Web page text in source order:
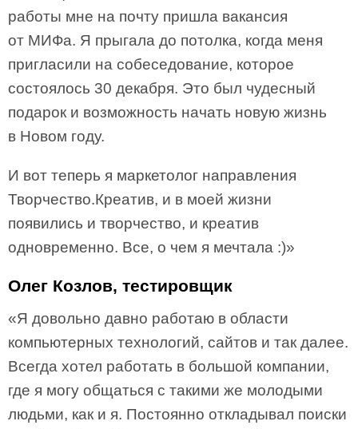
работы мне на почту пришла вакансия
от МИФа. Я прыгала до потолка, когда меня
пригласили на собеседование, которое
состоялось 30 декабря. Это был чудесный
подарок и возможность начать новую жизнь
в Новом году.
И вот теперь я маркетолог направления
Творчество.Креатив, и в моей жизни
появились и творчество, и креатив
одновременно. Все, о чем я мечтала :)»
Олег Козлов, тестировщик
«Я довольно давно работаю в области
компьютерных технологий, сайтов и так далее.
Всегда хотел работать в большой компании,
где я могу общаться с такими же молодыми
людьми, как и я. Постоянно откладывал поиски